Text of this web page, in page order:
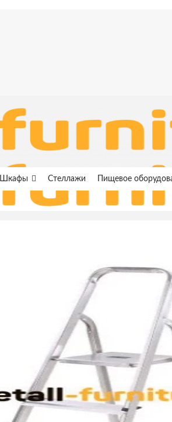
Шкафы Стеллажи Пищевое